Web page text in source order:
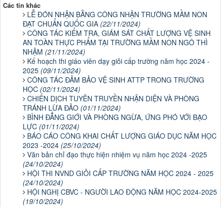
Các tin khác
LỄ ĐÓN NHẬN BẰNG CÔNG NHẬN TRƯỜNG MẦM NON
ĐẠT CHUẨN QUỐC GIA (22/11/2024)
CÔNG TÁC KIỂM TRA, GIÁM SÁT CHẤT LƯỢNG VỆ SINH
AN TOÀN THỰC PHẨM TẠI TRƯỜNG MẦM NON NGÔ THÌ
NHẬM (21/11/2024)
Kế hoạch thi giáo viên dạy giỏi cấp trường năm học 2024 -
2025 (09/11/2024)
CÔNG TÁC ĐẢM BẢO VỆ SINH ATTP TRONG TRƯỜNG
HỌC (02/11/2024)
CHIẾN DỊCH TUYÊN TRUYỀN NHẬN DIỆN VÀ PHÒNG
TRÁNH LỪA ĐẢO (01/11/2024)
BÌNH ĐẲNG GIỚI VÀ PHÒNG NGỪA, ỨNG PHÓ VỚI BẠO
LỰC (01/11/2024)
BÁO CÁO CÔNG KHAI CHẤT LƯỢNG GIÁO DỤC NĂM HỌC
2023 -2024 (25/10/2024)
Văn bản chỉ đạo thực hiện nhiệm vụ năm học 2024 -2025
(24/10/2024)
HỘI THI NVND GIỎI CẤP TRƯỜNG NĂM HỌC 2024 - 2025
(24/10/2024)
HỘI NGHỊ CBVC - NGƯỜI LAO ĐỘNG NĂM HỌC 2024-2025
(19/10/2024)